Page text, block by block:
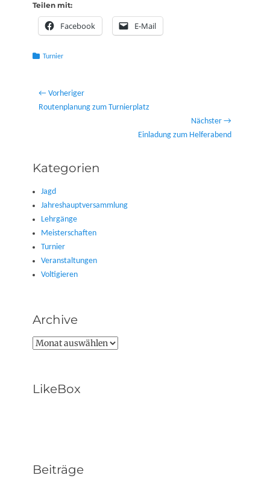
Teilen mit:
Facebook E-Mail
Kategorien
Turnier
Beitragsnavigation
← Vorheriger
Vorheriger
Routenplanung zum Turnierplatz
Nächster →
Einladung zum Helferabend
Kategorien
Jagd
Jahreshauptversammlung
Lehrgänge
Meisterschaften
Turnier
Veranstaltungen
Voltigieren
Archive
Archive
LikeBox
Beiträge